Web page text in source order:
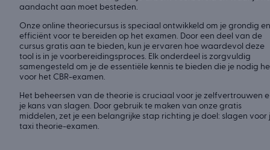
aandacht aan moet besteden.
Onze online theoriecursus is speciaal ontwikkeld om je grondig en
efficiënt voor te bereiden op het examen. Door een deel van de
cursus gratis aan te bieden, kun je ervaren hoe waardevol deze
tool is in je voorbereidingsproces. Elk onderdeel is zorgvuldig
samengesteld om je de essentiële kennis te bieden die je nodig
voor het CBR-examen.
Het beheersen van de theorie is cruciaal voor je zelfvertrouwen
je kans van slagen. Door gebruik te maken van onze gratis
middelen, zet je een belangrijke stap richting je doel: slagen voor
taxi theorie-examen.